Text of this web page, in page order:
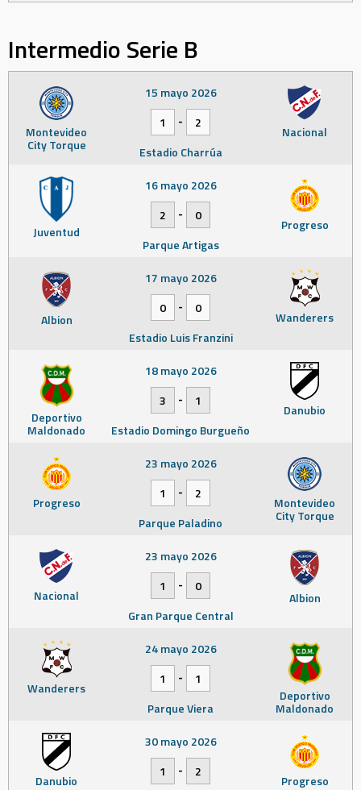
Intermedio Serie B
Montevideo
City Torque
Nacional
15 mayo 2026
1
-
2
Estadio Charrúa
Juventud Progreso
16 mayo 2026
2
-
0
Parque Artigas
Albion Wanderers
17 mayo 2026
0
-
0
Estadio Luis Franzini
Deportivo
Maldonado
Danubio
18 mayo 2026
3
-
1
Estadio Domingo Burgueño
Progreso Montevideo
City Torque
23 mayo 2026
1
-
2
Parque Paladino
Nacional Albion
23 mayo 2026
1
-
0
Gran Parque Central
Wanderers Deportivo
Maldonado
24 mayo 2026
1
-
1
Parque Viera
Danubio Progreso
30 mayo 2026
1
-
2